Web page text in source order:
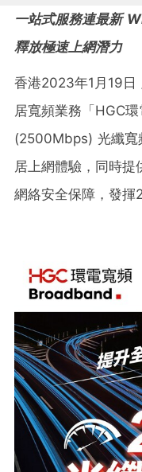
一站式服務連最新
釋放極速上網潛力
香港2023年1月19日
居寬頻業務「HGC
(2500Mbps) 光纖寬
居上網體驗，同時
網絡安全保障，發揮